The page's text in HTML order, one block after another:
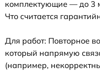
комплектующие — до 3
Что считается
Для работ: Повторное
который напрямую
(например,